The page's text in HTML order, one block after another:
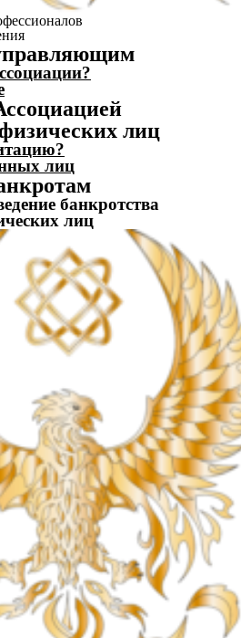
лиц
лиц
банкротства
лиц